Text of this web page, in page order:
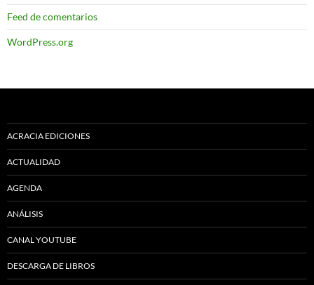
Feed de comentarios
WordPress.org
ACRACIA EDICIONES
ACTUALIDAD
AGENDA
ANÁLISIS
CANAL YOUTUBE
DESCARGA DE LIBROS